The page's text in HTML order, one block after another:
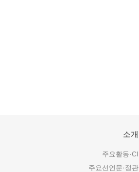
소개
주요활동·CI
주요선언문·정관